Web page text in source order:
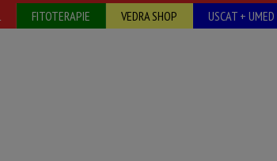
FITOTERAPIE VEDRA SHOP USCAT + UMED